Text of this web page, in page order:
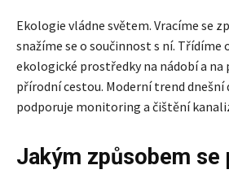
Ekologie vládne světem. Vracíme se
snažíme se o součinnost s ní. Třídíme
ekologické prostředky na nádobí a na
přírodní cestou. Moderní trend dnešní
podporuje monitoring a čištění
Jakým způsobem se